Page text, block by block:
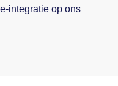
integratie op ons